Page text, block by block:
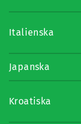
Italienska
Japanska
Kroatiska